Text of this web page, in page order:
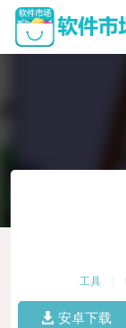
工具
安卓下载